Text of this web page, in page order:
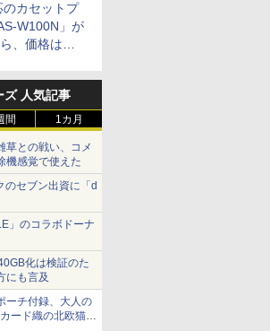
カセットプ
W100N」が
、価格は
人気記事
間 1カ月
草との戦い、コメ
感覚で使えた
のセブン出資に「d
」のコラボドーナ
化は検証のた
にも言及
ーチ付録、大人の
ード織の北欧猫デ